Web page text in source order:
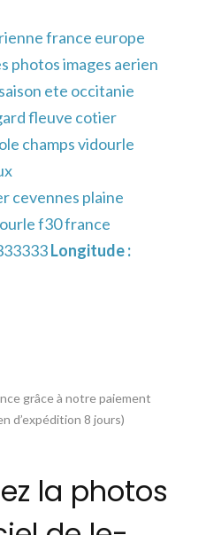
france europe
photos images aerien
ete occitanie
fleuve cotier
champs vidourle
cevennes plaine
f30 france
Longitude :
grâce à notre paiement
d’expédition 8 jours)
la photos